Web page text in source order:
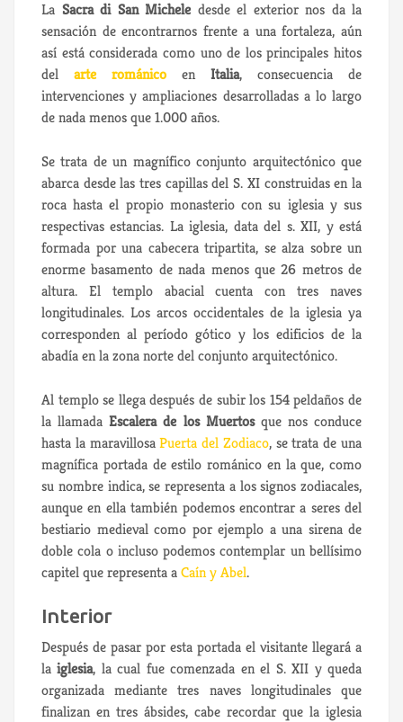
La Sacra di San Michele desde el exterior nos da la
sensación de encontrarnos frente a una fortaleza, aún
así está considerada como uno de los principales hitos
del arte románico en Italia, consecuencia de
intervenciones y ampliaciones desarrolladas a lo largo
de nada menos que 1.000 años.
Se trata de un magnífico conjunto arquitectónico que
abarca desde las tres capillas del S. XI construidas en la
roca hasta el propio monasterio con su iglesia y sus
respectivas estancias. La iglesia, data del s. XII, y está
formada por una cabecera tripartita, se alza sobre un
enorme basamento de nada menos que 26 metros de
altura. El templo abacial cuenta con tres naves
longitudinales. Los arcos occidentales de la iglesia ya
corresponden al período gótico y los edificios de la
abadía en la zona norte del conjunto arquitectónico.
Al templo se llega después de subir los 154 peldaños de
la llamadaEscalera de los Muertosque nos conduce
hasta la maravillosaPuerta del Zodiaco, se trata de una
magnífica portada de estilo románico en la que, como
su nombre indica, se representa a los signos zodiacales,
aunque en ella también podemos encontrar a seres del
bestiario medieval como por ejemplo a una sirena de
doble cola o incluso podemos contemplar un bellísimo
capitel que representa aCaín y Abel.
Interior
Después de pasar por esta portada el visitante llegará a
laiglesia, la cual fue comenzada en el S. XII y queda
organizada mediante tres naves longitudinales que
finalizan en tres ábsides, cabe recordar que la iglesia